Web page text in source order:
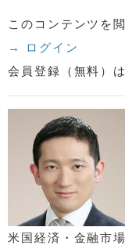
このコンテンツを
→ ログイン
会員登録（無料）
米国経済・金融市